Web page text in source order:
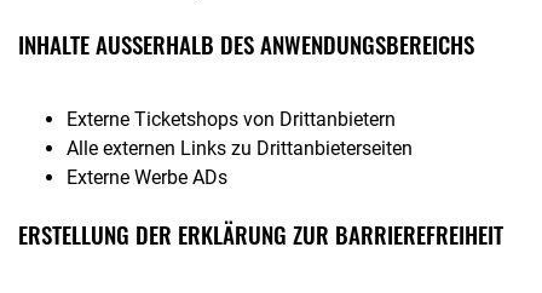
INHALTE AUSSERHALB DES ANWENDUNGSBEREICHS
Externe Ticketshops von Drittanbietern
Alle externen Links zu Drittanbieterseiten
Externe Werbe ADs
ERSTELLUNG DER ERKLÄRUNG ZUR BARRIEREFREIHEIT